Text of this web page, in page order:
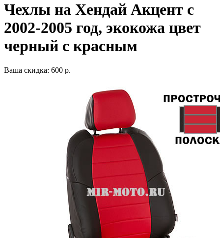
Чехлы на Хендай Акцент с
2002-2005 год, экокожа цвет
черный с красным
Ваша скидка: 600 р.